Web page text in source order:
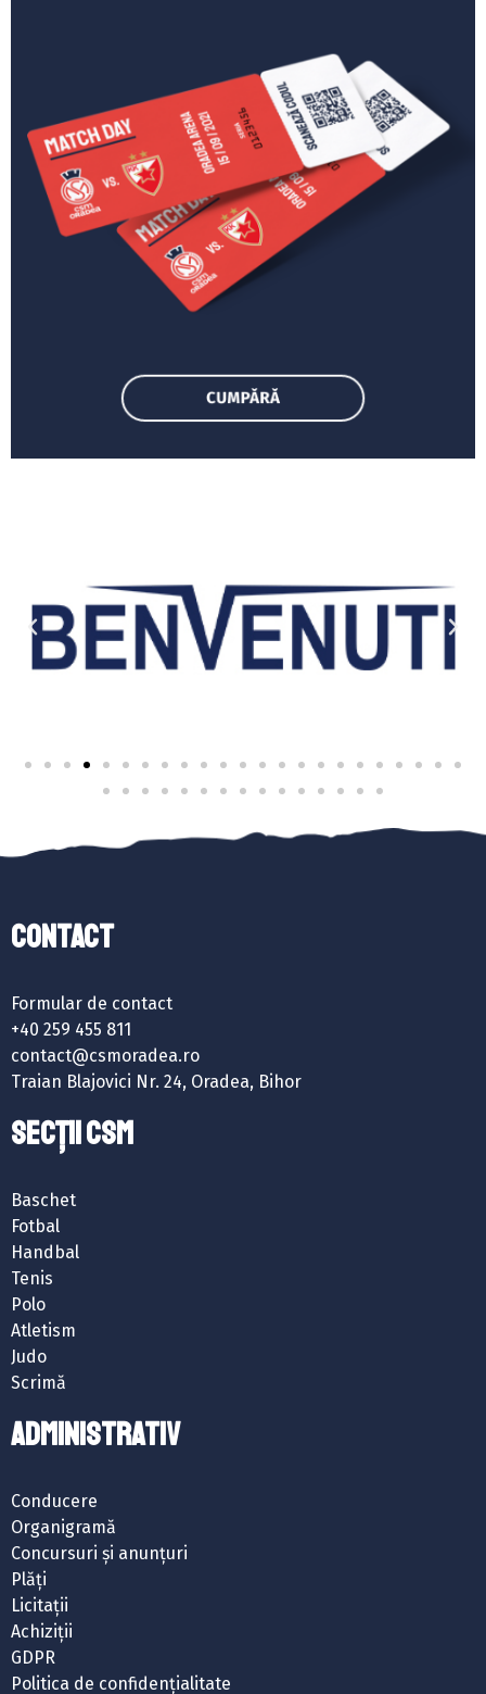
Contact
Formular de contact
+40 259 455 811
contact@csmoradea.ro
Traian Blajovici Nr. 24, Oradea, Bihor
SECȚII CSM
Baschet
Fotbal
Handbal
Tenis
Polo
Atletism
Judo
Scrimă
ADMINISTRATIV
Conducere
Organigramă
Concursuri și anunțuri
Plăți
Licitații
Achiziții
GDPR
Politica de confidențialitate